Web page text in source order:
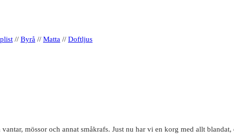
// Byrå // Matta // Doftljus
mössor och annat småkrafs. Just nu har vi en korg med allt